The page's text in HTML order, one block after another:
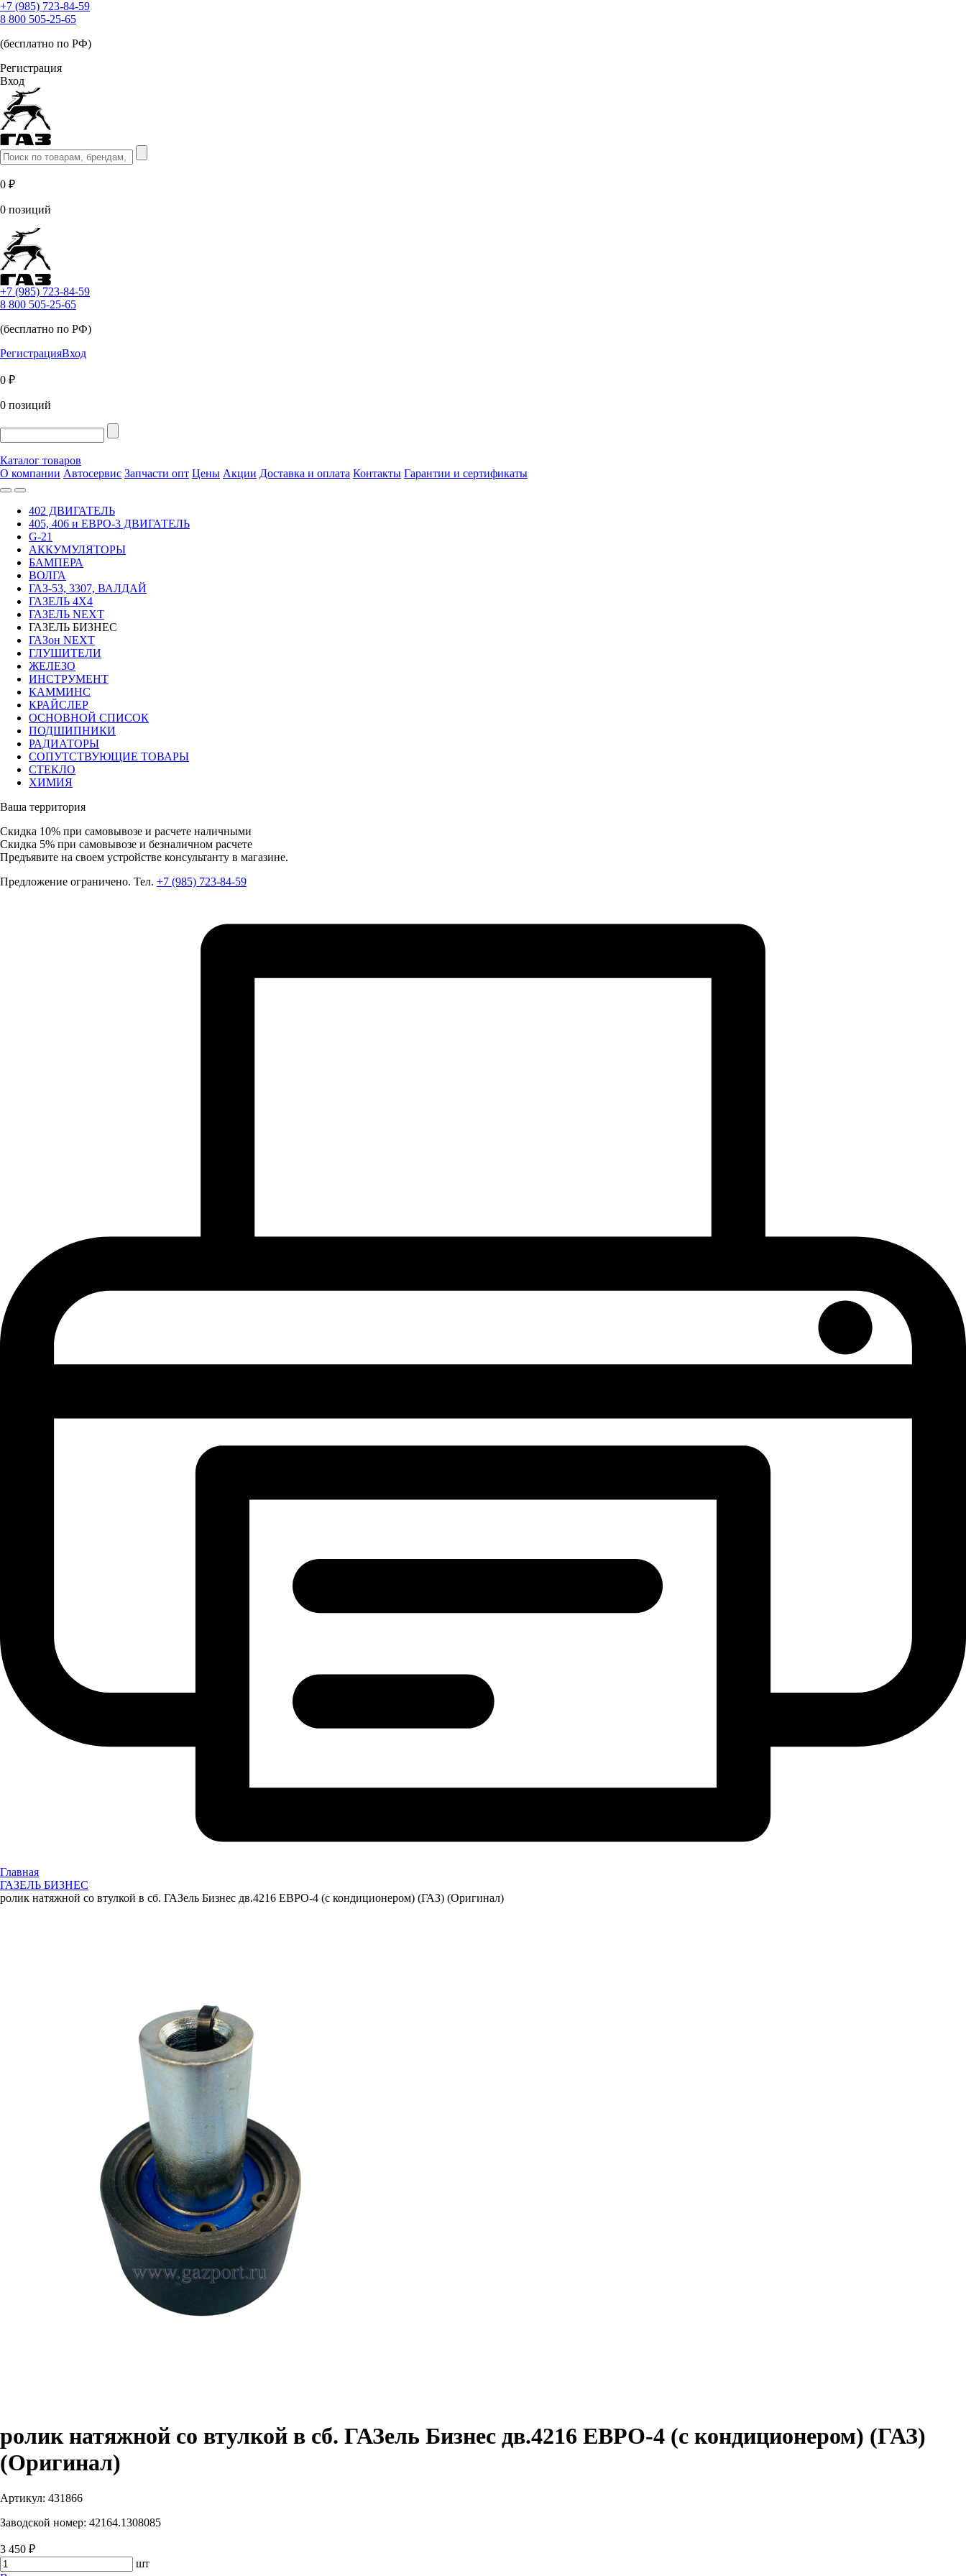
+7 (985) 723-84-59
8 800 505-25-65
(бесплатно по РФ)
Регистрация
Вход
0 ₽
0 позиций
+7 (985) 723-84-59
8 800 505-25-65
(бесплатно по РФ)
РегистрацияВход
0 ₽
0 позиций
Каталог товаров
О компании Автосервис Запчасти опт Цены Акции Доставка и оплата Контакты Гарантии и сертификаты
402 ДВИГАТЕЛЬ
405, 406 и ЕВРО-3 ДВИГАТЕЛЬ
G-21
АККУМУЛЯТОРЫ
БАМПЕРА
ВОЛГА
ГАЗ-53, 3307, ВАЛДАЙ
ГАЗЕЛЬ 4Х4
ГАЗЕЛЬ NEXT
ГАЗЕЛЬ БИЗНЕС
ГАЗон NEXT
ГЛУШИТЕЛИ
ЖЕЛЕЗО
ИНСТРУМЕНТ
КАММИНС
КРАЙСЛЕР
ОСНОВНОЙ СПИСОК
ПОДШИПНИКИ
РАДИАТОРЫ
СОПУТСТВУЮЩИЕ ТОВАРЫ
СТЕКЛО
ХИМИЯ
Ваша территория
Скидка 10% при самовывозе и расчете наличными
Скидка 5% при самовывозе и безналичном расчете
Предъявите на своем устройстве консультанту в магазине.
Предложение ограничено. Тел. +7 (985) 723-84-59
Главная
ГАЗЕЛЬ БИЗНЕС
ролик натяжной со втулкой в сб. ГАЗель Бизнес дв.4216 ЕВРО-4 (с кондиционером) (ГАЗ) (Оригинал)
ролик натяжной со втулкой в сб. ГАЗель Бизнес дв.4216 ЕВРО-4 (с кондиционером) (ГАЗ)
(Оригинал)
Артикул: 431866
Заводской номер: 42164.1308085
3 450 ₽
шт